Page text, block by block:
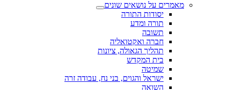
מאמרים על נושאים שונים
יסודות התורה
תורה ומדע
תשובה
חברה ואקטואליה
תהליך הגאולה, ציונות
בית המקדש
שמיטה
ישראל והגוים, בני נח, עבודה זרה
השואה